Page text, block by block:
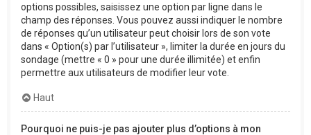
options possibles, saisissez une option par ligne dans le
champ des réponses. Vous pouvez aussi indiquer le nombre
de réponses qu’un utilisateur peut choisir lors de son vote
dans « Option(s) par l’utilisateur », limiter la durée en jours du
sondage (mettre « 0 » pour une durée illimitée) et enfin
permettre aux utilisateurs de modifier leur vote.
Haut
Pourquoi ne puis-je pas ajouter plus d’options à mon